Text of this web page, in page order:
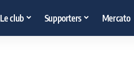
Le club Supporters Mercato